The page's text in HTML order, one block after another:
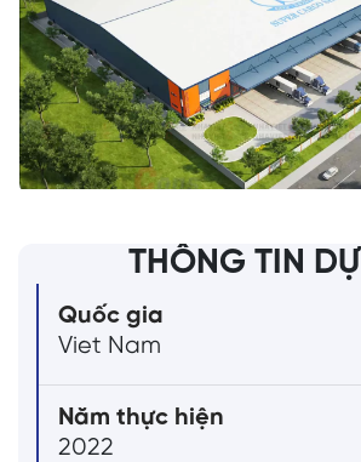
THÔNG TIN
Quốc gia
Viet Nam
Năm thực hiện
2022